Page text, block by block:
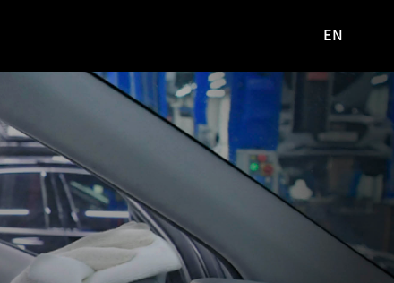
사이트로
이동
EN